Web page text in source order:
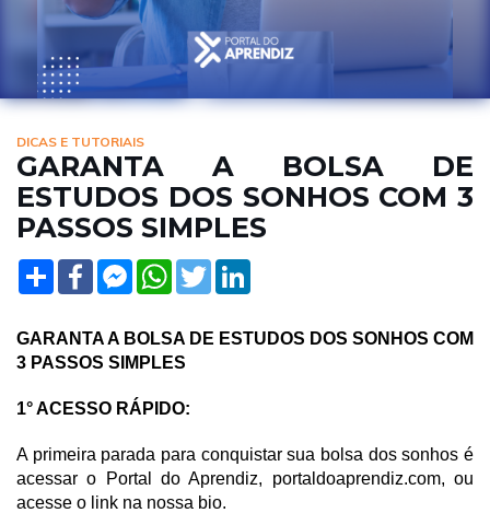
DICAS E TUTORIAIS
GARANTA A BOLSA DE
ESTUDOS DOS SONHOS COM 3
PASSOS SIMPLES
Share FacebookFacebook
Messenger
WhatsApp
Twitter
GARANTA A BOLSA DE ESTUDOS DOS SONHOS COM
3 PASSOS SIMPLES
1° ACESSO RÁPIDO:
A primeira parada para conquistar sua bolsa dos sonhos é
acessar o Portal do Aprendiz, portaldoaprendiz.com, ou
acesse o link na nossa bio.